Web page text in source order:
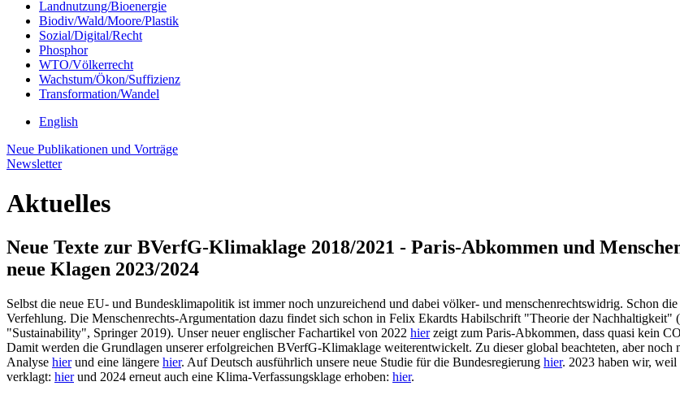
Landnutzung/Bioenergie
Biodiv/Wald/Moore/Plastik
Sozial/Digital/Recht
Phosphor
WTO/Völkerrecht
Wachstum/Ökon/Suffizienz
Transformation/Wandel
English
Neue Publikationen und Vorträge
Newsletter
Aktuelles
Neue Texte zur BVerfG-Klimaklage 2018/2021 - Paris-Abkommen und
neue Klagen 2023/2024
Selbst die neue EU- und Bundesklimapolitik ist immer noch unzureichend und dabei völker- und menschenrechtswidrig. Schon
Verfehlung. Die Menschenrechts-Argumentation dazu findet sich schon in Felix Ekardts Habilschrift "Theorie der
"Sustainability", Springer 2019). Unser neuer englischer Fachartikel von 2022 hierzeigt zum Paris-Abkommen, dass quasi kein
Damit werden die Grundlagen unserer erfolgreichen BVerfG-Klimaklage weiterentwickelt. Zu dieser global beachteten, aber
Analyse hierund eine längere hier. Auf Deutsch ausführlich unsere neue Studie für die Bundesregierung hier. 2023 haben wir, weil
verklagt: hierund 2024 erneut auch eine Klima-Verfassungsklage erhoben: hier.